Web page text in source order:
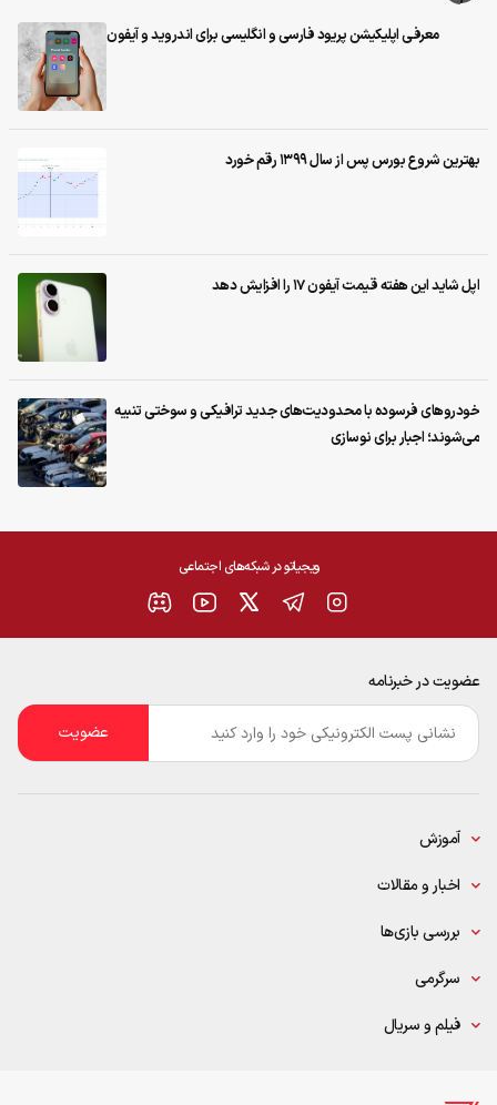
معرفی اپلیکیشن‌ پریود فارسی و انگلیسی برای اندروید و آیفون
بهترین شروع بورس پس از سال ۱۳۹۹ رقم خورد
اپل شاید این هفته قیمت آیفون ۱۷ را افزایش دهد
خودروهای فرسوده با محدودیت‌های جدید ترافیکی و سوختی تنبیه
می‌شوند؛ اجبار برای نوسازی
ویجیاتو در شبکه‌های اجتماعی
عضویت در خبرنامه
ایمیل
آموزش
اخبار و مقالات
بررسی بازی‌ها
سرگرمی
فیلم و سریال